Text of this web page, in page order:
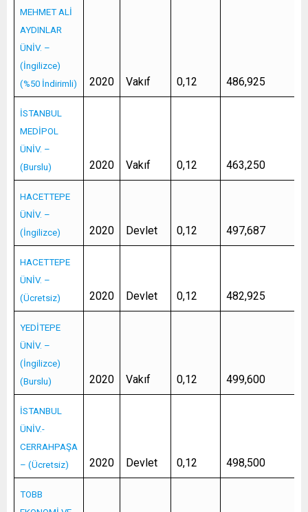
MEHMET ALİ
AYDINLAR
ÜNİV. –
(İngilizce)
(%50 İndirimli)
2020 Vakıf 0,12 486,925
İSTANBUL
MEDİPOL
ÜNİV. –
(Burslu)
2020 Vakıf 0,12 463,250
HACETTEPE
ÜNİV. –
(İngilizce)
2020 Devlet 0,12 497,687
HACETTEPE
ÜNİV. –
(Ücretsiz)
2020 Devlet 0,12 482,925
YEDİTEPE
ÜNİV. –
(İngilizce)
(Burslu)
2020 Vakıf 0,12 499,600
İSTANBUL
ÜNİV.-
CERRAHPAŞA
– (Ücretsiz)
2020 Devlet 0,12 498,500
TOBB